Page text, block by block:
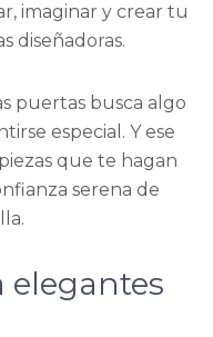
imaginar y crear tu
diseñadoras.
puertas busca algo
especial. Y ese
que te hagan
serena de
elegantes